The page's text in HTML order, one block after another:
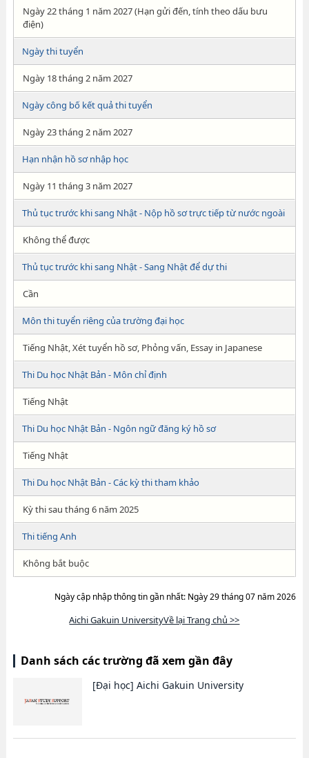
Ngày 22 tháng 1 năm 2027 (Hạn gửi đến, tính theo dấu bưu
điện)
Ngày thi tuyển
Ngày 18 tháng 2 năm 2027
Ngày công bố kết quả thi tuyển
Ngày 23 tháng 2 năm 2027
Hạn nhận hồ sơ nhập học
Ngày 11 tháng 3 năm 2027
Thủ tục trước khi sang Nhật - Nộp hồ sơ trực tiếp từ nước ngoài
Không thể được
Thủ tục trước khi sang Nhật - Sang Nhật để dự thi
Cần
Môn thi tuyển riêng của trường đại học
Tiếng Nhật, Xét tuyển hồ sơ, Phỏng vấn, Essay in Japanese
Thi Du học Nhật Bản - Môn chỉ định
Tiếng Nhật
Thi Du học Nhật Bản - Ngôn ngữ đăng ký hồ sơ
Tiếng Nhật
Thi Du học Nhật Bản - Các kỳ thi tham khảo
Kỳ thi sau tháng 6 năm 2025
Thi tiếng Anh
Không bắt buộc
Ngày cập nhập thông tin gần nhất: Ngày 29 tháng 07 năm 2026
Aichi Gakuin UniversityVề lại Trang chủ >>
Danh sách các trường đã xem gần đây
[Đại học] Aichi Gakuin University